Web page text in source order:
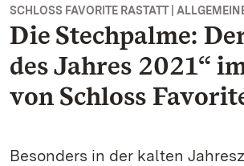
SCHLOSS FAVORITE RASTATT |
Die Stechpalme:
des Jahres 2021“
von Schloss
Besonders in der kalten